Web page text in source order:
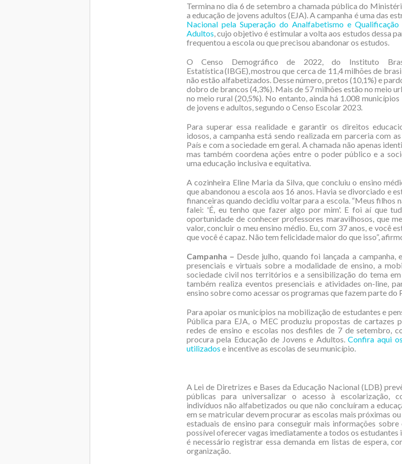
Termina no dia 6 de setembro a chamada pública do
a educação de jovens adultos (EJA). A campanha é uma das
Nacional pela Superação do Analfabetismo e
Adultos , cujo objetivo é estimular a volta aos estudos dessa
frequentou a escola ou que precisou abandonar os estudos.
O Censo Demográfico de 2022, do Instituto
Estatística (IBGE), mostrou que cerca de 11,4 milhões de
não estão alfabetizados. Desse número, pretos (10,1%) e
dobro de brancos (4,3%). Mais de 57 milhões estão no meio
no meio rural (20,5%). No entanto, ainda há 1.008
de jovens e adultos, segundo o Censo Escolar 2023.
Para superar essa realidade e garantir os direitos
idosos, a campanha está sendo realizada em parceria com
País e com a sociedade em geral. A chamada não apenas
mas também coordena ações entre o poder público e a
uma educação inclusiva e equitativa.
A cozinheira Eline Maria da Silva, que concluiu o ensino
que abandonou a escola aos 16 anos. Havia se divorciado e
financeiras quando decidiu voltar para a escola. “Meus filhos
falei: 'É, eu tenho que fazer algo por mim'. E foi aí que
oportunidade de conhecer professores maravilhosos, que
valor, concluir o meu ensino médio. Eu, com 37 anos, e você
que você é capaz. Não tem felicidade maior do que isso”,
Campanha – Desde julho, quando foi lançada a campanha,
presenciais e virtuais sobre a modalidade de ensino, a
sociedade civil nos territórios e a sensibilização do tema
também realiza eventos presenciais e atividades on-line,
ensino sobre como acessar os programas que fazem parte do
Para apoiar os municípios na mobilização de estudantes e
Pública para EJA, o MEC produziu propostas de cartazes
redes de ensino e escolas nos desfiles de 7 de setembro,
procura pela Educação de Jovens e Adultos.Confira aqui
utilizados e incentive as escolas de seu município.
A Lei de Diretrizes e Bases da Educação Nacional (LDB)
públicas para universalizar o acesso à escolarização,
indivíduos não alfabetizados ou que não concluíram a
em se matricular devem procurar as escolas mais próximas
estaduais de ensino para conseguir mais informações sobre
possível oferecer vagas imediatamente a todos os estudantes
é necessário registrar essa demanda em listas de espera,
organização.